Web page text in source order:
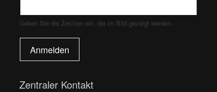
Geben Sie die Zeichen ein, die im Bild gezeigt werden.
Anmelden
Zentraler Kontakt